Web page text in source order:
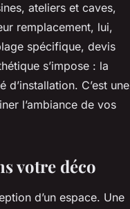
ateliers et caves,
remplacement, lui,
spécifique, devis
s’impose : la
C’est une
l’ambiance de vos
votre déco
d’un espace. Une